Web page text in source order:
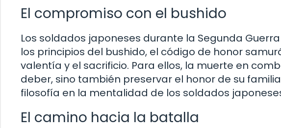
El compromiso con el bushido
Los soldados japoneses durante la Segunda
los principios del bushido, el código de honor
valentía y el sacrificio. Para ellos, la muerte en
deber, sino también preservar el honor de su
filosofía en la mentalidad de los soldados
El camino hacia la batalla